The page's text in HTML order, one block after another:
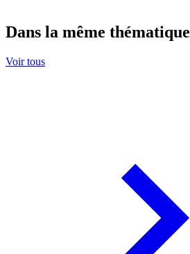
Dans la même thématique
Voir tous